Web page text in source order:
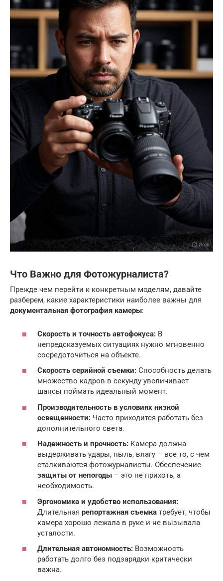
Что Важно для Фотожурналиста?
Прежде чем перейти к конкретным моделям, давайте
разберем, какие характеристики наиболее важны для
документальная фотография камеры:
Скорость и точность автофокуса: В
непредсказуемых ситуациях нужно мгновенно
сосредоточиться на объекте.
Скорость серийной съемки: Способность делать
множество кадров в секунду увеличивает
шансы поймать идеальный момент.
Производительность в условиях низкой
освещенности: Часто приходится работать без
дополнительного света.
Надежность и прочность: Камера должна
выдерживать удары, пыль, влагу – все то, с чем
сталкиваются фотожурналисты. Обеспечение
защиты от непогоды – это не прихоть, а
необходимость.
Эргономика и удобство использования:
Длительная репортажная съемка требует, чтобы
камера хорошо лежала в руке и не вызывала
усталости.
Длительная автономность: Возможность
работать долго без подзарядки критически
важна.